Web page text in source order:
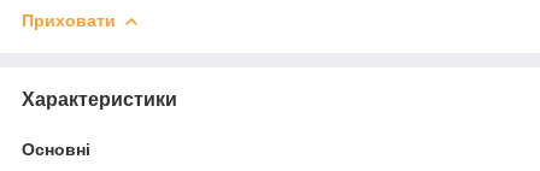
Приховати
Характеристики
Основні